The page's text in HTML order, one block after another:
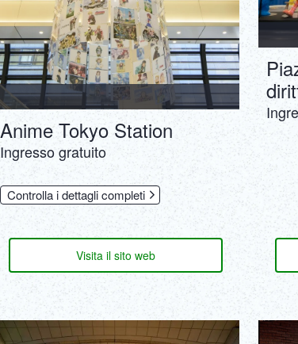
Anime Tokyo Station
Ingresso gratuito
Controlla i dettagli completi
Visita il sito web